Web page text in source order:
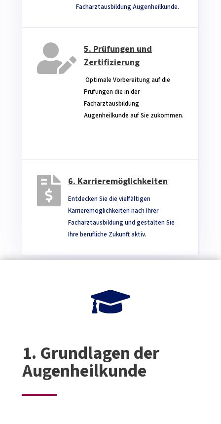
Facharztausbildung Augenheilkunde. ‎

5. Prüfungen und
Zertifizierung
‎ Optimale Vorbereitung auf die
Prüfungen die in der
Facharztausbildung
Augenheilkunde auf Sie zukommen.‎
 6. Karrieremöglichkeiten
Entdecken Sie die vielfältigen
Karrieremöglichkeiten nach Ihrer
Facharztausbildung und gestalten Sie
Ihre berufliche Zukunft aktiv.

1. Grundlagen der
Augenheilkunde